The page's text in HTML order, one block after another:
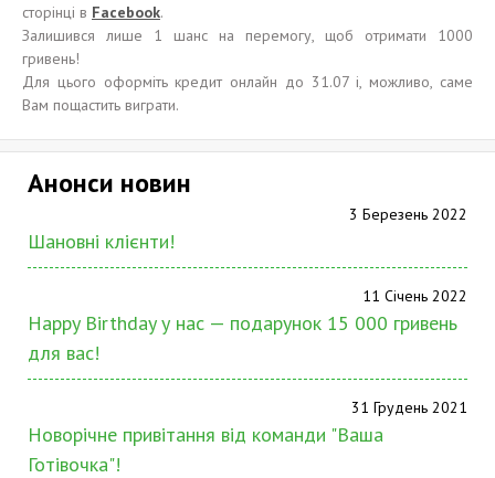
сторінці в Facebook.
Залишився лише 1 шанс на перемогу, щоб отримати 1000
гривень!
Для цього оформіть кредит онлайн до 31.07 і, можливо, саме
Вам пощастить виграти.
Анонси новин
3 Березень 2022
Шановні клієнти!
11 Січень 2022
Happy Birthday у нас — подарунок 15 000 гривень
для вас!
31 Грудень 2021
Новорічне привітання від команди "Ваша
Готівочка"!